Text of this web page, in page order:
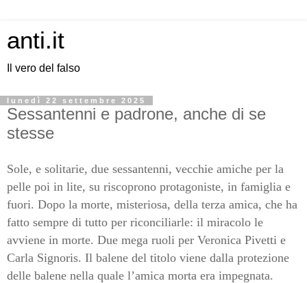
anti.it
Il vero del falso
lunedì 22 settembre 2025
Sessantenni e padrone, anche di se
stesse
Sole, e solitarie, due sessantenni, vecchie amiche per la
pelle poi in lite, su riscoprono protagoniste, in famiglia e
fuori. Dopo la morte, misteriosa, della terza amica, che ha
fatto sempre di tutto per riconciliarle: il miracolo le
avviene in morte. Due mega ruoli per Veronica Pivetti e
Carla Signoris. Il balene del titolo viene dalla protezione
delle balene nella quale l’amica morta era impegnata.